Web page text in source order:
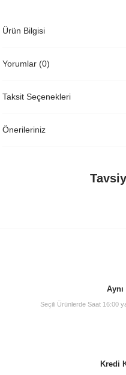
Ürün Bilgisi
Yorumlar (0)
Taksit Seçenekleri
Önerileriniz
Seçili Ürünlerde Saat 16:00
Kredi